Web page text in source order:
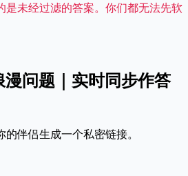
是未经过滤的答案。你们都无法先软
问题｜实时同步作答
伴侣生成一个私密链接。